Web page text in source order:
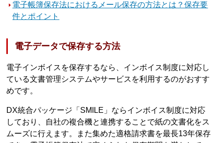
電子帳簿保存法におけるメール保存の方法とは？保存要
件とポイント
電子データで保存する方法
電子インボイスを保存するなら、インボイス制度に対応し
ている文書管理システムやサービスを利用するのがおすす
めです。
DX統合パッケージ「SMILE」ならインボイス制度に対応
しており、自社の複合機と連携することで紙の文書化をス
ムーズに行えます。また集めた適格請求書を最長13年保存